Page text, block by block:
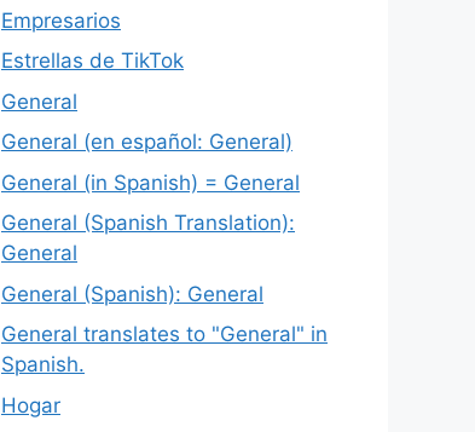
Empresarios
Estrellas de TikTok
General
General (en español: General)
General (in Spanish) = General
General (Spanish Translation):
General
General (Spanish): General
General translates to "General" in
Spanish.
Hogar